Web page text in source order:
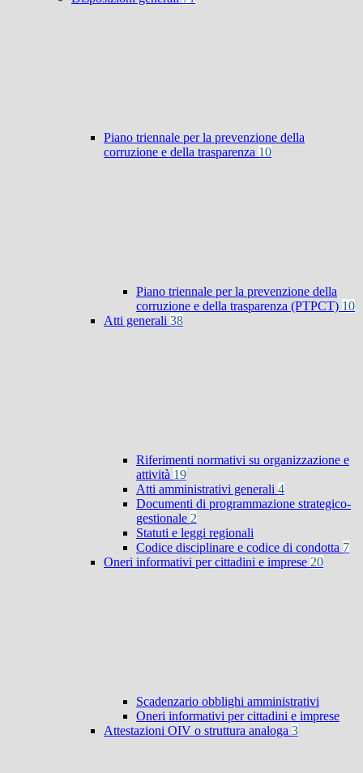
Piano triennale per la prevenzione della
corruzione e della trasparenza 10
Piano triennale per la prevenzione della
corruzione e della trasparenza (PTPCT) 10
Atti generali 38
Riferimenti normativi su organizzazione e
attività 19
Atti amministrativi generali 4
Documenti di programmazione strategico-
gestionale 2
Statuti e leggi regionali
Codice disciplinare e codice di condotta 7
Oneri informativi per cittadini e imprese 20
Scadenzario obblighi amministrativi
Oneri informativi per cittadini e imprese
Attestazioni OIV o struttura analoga 3